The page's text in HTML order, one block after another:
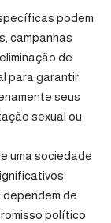
podem
campanhas
de
para garantir
seus
sexual ou
uma sociedade
de
político